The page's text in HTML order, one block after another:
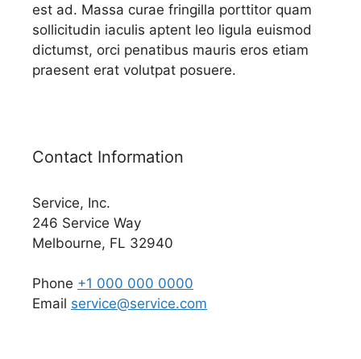
est ad. Massa curae fringilla porttitor quam
sollicitudin iaculis aptent leo ligula euismod
dictumst, orci penatibus mauris eros etiam
praesent erat volutpat posuere.
Contact Information
Service, Inc.
246 Service Way
Melbourne, FL 32940
Phone +1 000 000 0000
Email service@service.com